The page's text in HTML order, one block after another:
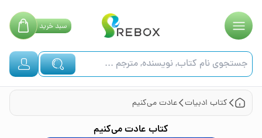
سبدخرید
کتاب ادبیات عادت می‌کنیم
کتاب عادت می‌کنیم